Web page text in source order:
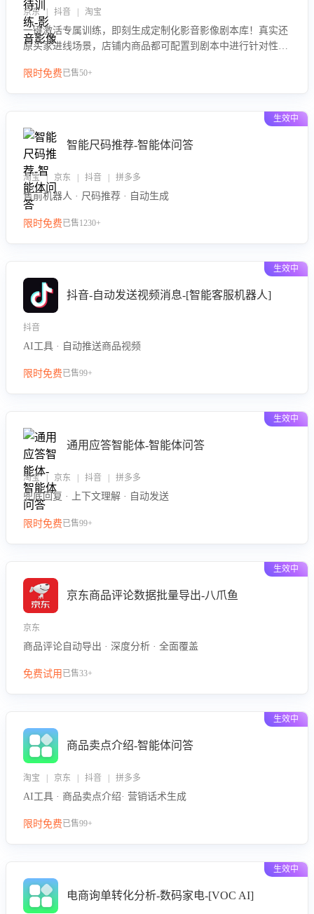
京东 | 抖音 | 淘宝
一键激活专属训练，即刻生成定制化影音影像剧本库！真实还
原买家进线场景，店铺内商品都可配置到剧本中进行针对性训
即开通”，快速获取影音影像类目剧本，一键开启客服培训。
限时免费已售50+
生效中
智能尺码推荐-智能体问答
淘宝 | 京东 | 抖音 | 拼多多
售前机器人 · 尺码推荐 · 自动生成
限时免费已售1230+
生效中
抖音-自动发送视频消息-[智能客服机器人]
抖音
AI工具 · 自动推送商品视频
限时免费已售99+
生效中
通用应答智能体-智能体问答
淘宝 | 京东 | 抖音 | 拼多多
兜底回复 · 上下文理解 · 自动发送
限时免费已售99+
生效中
京东商品评论数据批量导出-八爪鱼
京东
商品评论自动导出 · 深度分析 · 全面覆盖
免费试用 已售33+
生效中
商品卖点介绍-智能体问答
淘宝 | 京东 | 抖音 | 拼多多
AI工具 · 商品卖点介绍· 营销话术生成
限时免费已售99+
生效中
电商询单转化分析-数码家电-[VOC AI]